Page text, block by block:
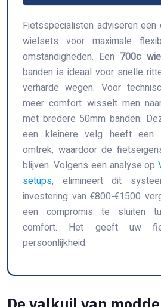
Fietsspecialisten adviseren
wielsets voor maximale
omstandigheden. Een 700c
banden is ideaal voor snelle
verharde wegen. Voor
meer comfort wisselt men
met bredere 50mm banden.
een kleinere velg heeft een
omtrek, waardoor de
blijven. Volgens een analyse op
setups, elimineert dit
investering van €800-€1500
een compromis te sluiten
comfort. Het geeft uw
persoonlijkheid.